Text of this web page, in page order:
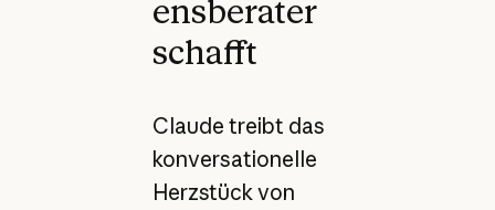
ensberater
schafft
Claude treibt das
konversationelle
Herzstück von